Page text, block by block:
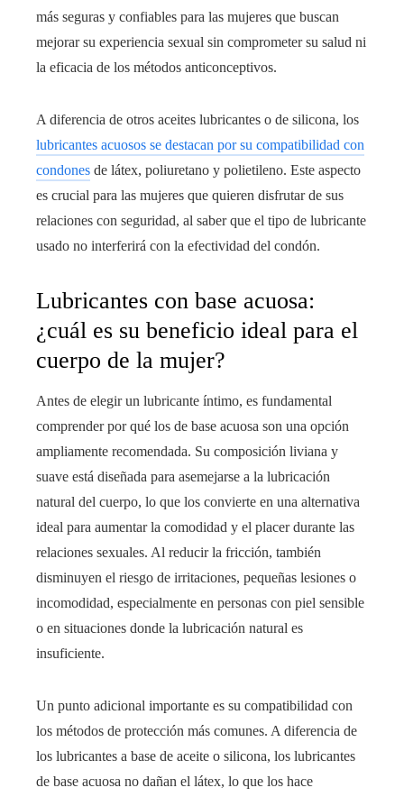
más seguras y confiables para las mujeres que buscan
mejorar su experiencia sexual sin comprometer su salud ni
la eficacia de los métodos anticonceptivos.
A diferencia de otros aceites lubricantes o de silicona, los
lubricantes acuosos se destacan por su compatibilidad con
condones de látex, poliuretano y polietileno. Este aspecto
es crucial para las mujeres que quieren disfrutar de sus
relaciones con seguridad, al saber que el tipo de lubricante
usado no interferirá con la efectividad del condón.
Lubricantes con base acuosa:
¿cuál es su beneficio ideal para el
cuerpo de la mujer?
Antes de elegir un lubricante íntimo, es fundamental
comprender por qué los de base acuosa son una opción
ampliamente recomendada. Su composición liviana y
suave está diseñada para asemejarse a la lubricación
natural del cuerpo, lo que los convierte en una alternativa
ideal para aumentar la comodidad y el placer durante las
relaciones sexuales. Al reducir la fricción, también
disminuyen el riesgo de irritaciones, pequeñas lesiones o
incomodidad, especialmente en personas con piel sensible
o en situaciones donde la lubricación natural es
insuficiente.
Un punto adicional importante es su compatibilidad con
los métodos de protección más comunes. A diferencia de
los lubricantes a base de aceite o silicona, los lubricantes
de base acuosa no dañan el látex, lo que los hace